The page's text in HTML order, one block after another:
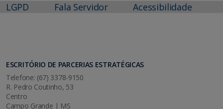
LGPD Fala Servidor Acessibilidade
ESCRITÓRIO DE PARCERIAS ESTRATÉGICAS
Telefone: (67) 3378-9150
R. Pedro Coutinho, 53
Centro
Campo Grande | MS